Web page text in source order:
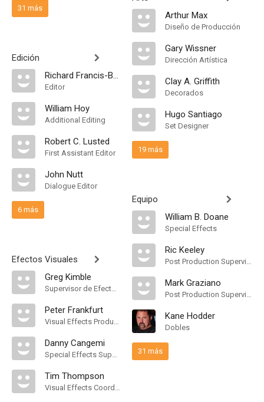
31 más
Edición
Richard Francis-Bruce
Editor
William Hoy
Additional Editing
Robert C. Lusted
First Assistant Editor
John Nutt
Dialogue Editor
6 más
Efectos Visuales
Greg Kimble
Supervisor de Efectos Visuales
Peter Frankfurt
Visual Effects Producer
Danny Cangemi
Special Effects Supervisor
Tim Thompson
Visual Effects Coordinator
Arthur Max
Diseño de Producción
Gary Wissner
Dirección Artística
Clay A. Griffith
Decorados
Hugo Santiago
Set Designer
19 más
Equipo
William B. Doane
Special Effects
Ric Keeley
Post Production Supervisor
Mark Graziano
Post Production Supervisor
Kane Hodder
Dobles
31 más